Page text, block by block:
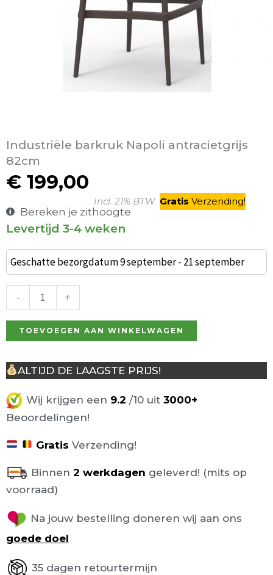
Industriële barkruk Napoli antracietgrijs
82cm
€ 199,00
Incl. 21% BTW Gratis Verzending!
Bereken je zithoogte
Levertijd 3-4 weken
Geschatte bezorgdatum 9 september - 21 september
-
terrasbarkruk
77cm
aantal
+
TOEVOEGEN AAN WINKELWAGEN
ALTIJD DE LAAGSTE PRIJS!
Wij krijgen een 9.2 /10 uit 3000+
Beoordelingen!
Gratis Verzending!
Binnen 2 werkdagen geleverd! (mits op
voorraad)
Na jouw bestelling doneren wij aan ons
goede doel
35 dagen retourtermijn